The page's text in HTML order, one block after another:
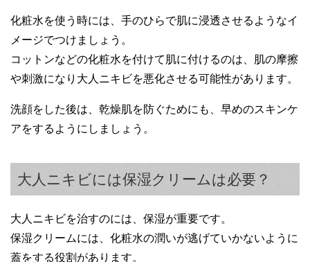
化粧水を使う時には、手のひらで肌に浸透させるようなイ
メージでつけましょう。
コットンなどの化粧水を付けて肌に付けるのは、肌の摩擦
や刺激になり大人ニキビを悪化させる可能性があります。
洗顔をした後は、乾燥肌を防ぐためにも、早めのスキンケ
アをするようにしましょう。
大人ニキビには保湿クリームは必要？
大人ニキビを治すのには、保湿が重要です。
保湿クリームには、化粧水の潤いが逃げていかないように
蓋をする役割があります。